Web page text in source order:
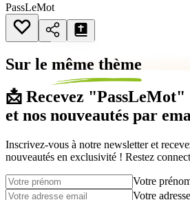
PassLeMot
Sur le même thème
📩 Recevez "PassLeMot"
et nos nouveautés par
Inscrivez-vous à notre newsletter et
nouveautés en exclusivité ! Restez
Votre
Votre